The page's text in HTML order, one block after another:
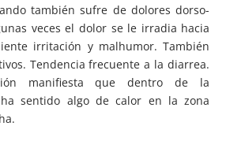
también sufre de dolores dorso-
veces el dolor se le irradia hacia
irritación y malhumor. También
Tendencia frecuente a la diarrea.
manifiesta que dentro de la
sentido algo de calor en la zona